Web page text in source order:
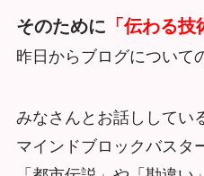
そのために 「伝わる技
昨日からブログについて
みなさんとお話ししてい
マインドブロックバスタ